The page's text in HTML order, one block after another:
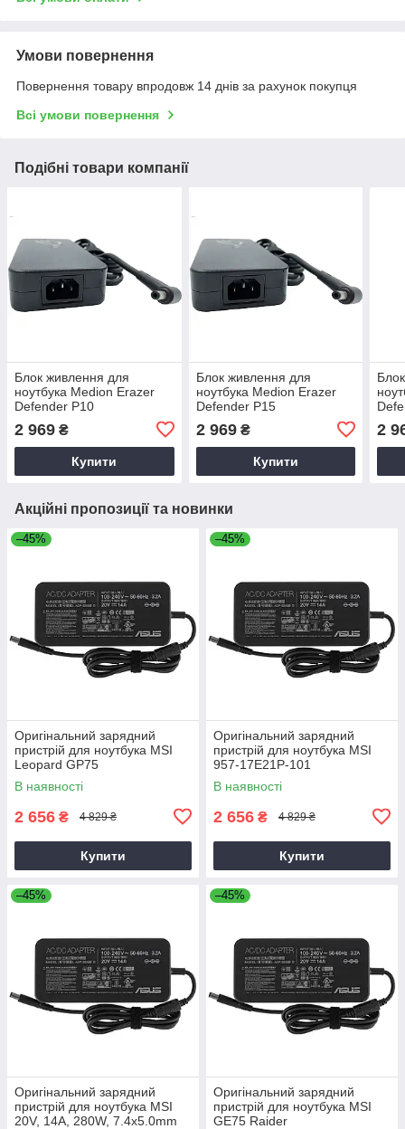
Умови повернення
Повернення товару впродовж 14 днів за рахунок покупця
Всі умови повернення
Подібні товари компанії
Блок живлення для
ноутбука Medion Erazer
Defender P10
2 969 ₴
Купити
Блок живлення для
ноутбука Medion Erazer
Defender P15
2 969₴
Купити
2
Акційні пропозиції та новинки
–45%
Оригінальний зарядний
пристрій для ноутбука MSI
Leopard GP75
В наявності
2 656 ₴ 4 829 ₴
Купити
–45%
Оригінальний зарядний
пристрій для ноутбука MSI
957-17E21P-101
В наявності
2 656 ₴ 4 829 ₴
Купити
–45%
Оригінальний зарядний
пристрій для ноутбука MSI
20V, 14A, 280W, 7.4x5.0mm
–45%
Оригінальний зарядний
пристрій для ноутбука MSI
GE75 Raider